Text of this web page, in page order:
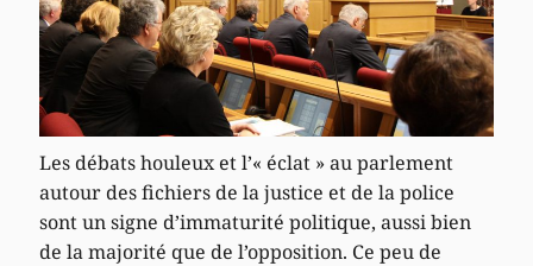
Les débats houleux et l’« éclat » au parlement
autour des fichiers de la justice et de la police
sont un signe d’immaturité politique, aussi bien
de la majorité que de l’opposition. Ce peu de